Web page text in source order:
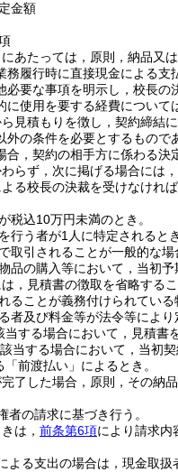
金額
あたっては，原則，納品又
務履行時に直接現金による
必要な事項を明示し，校長
に使用を要する経費について
見積もりを徴し，契約締結
外の条件を必要とするもの
合，契約の相手方に係わる決
らず，次に掲げる場合には
よる校長の決裁を受けなければ
税込10万円未満のとき。
行う者が1人に特定されるとき
取引されることが一般的な場
品の購入等において，当初
，見積書の徴取を省略するこ
ることが義務付けられている
者及び料金等が法令等により
当する場合において，見積書
当する場合において，当初
「前渡払い」によるとき。
了した場合，原則，その納
者の請求に基づき行う。
は， 前条第6項により請求内
よる支出の場合は，現金取